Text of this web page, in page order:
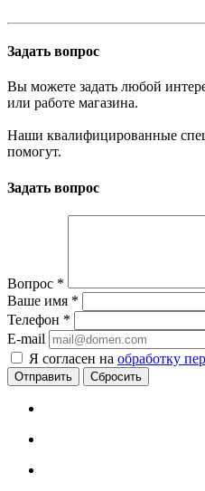
Задать вопрос
Вы можете задать любой
или работе магазина.
Наши квалифицированные
помогут.
Задать вопрос
Вопрос *
Ваше имя *
Телефон *
E-mail
Я согласен на обработку
Сбросить